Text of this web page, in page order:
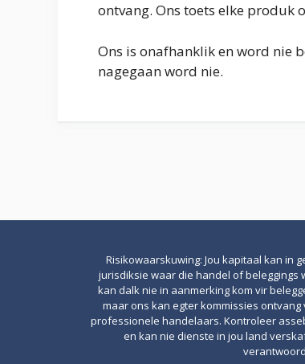
ontvang. Ons toets elke produk
Ons is onafhanklik en word nie
nagegaan word nie.
Risikowaarskuwing: Jou kapitaal kan in
jurisdiksie waar die handel of beleggings
kan dalk nie in aanmerking kom vir
maar ons kan egter kommissies
professionele handelaars. Kontroleer
en kan nie dienste in jou land